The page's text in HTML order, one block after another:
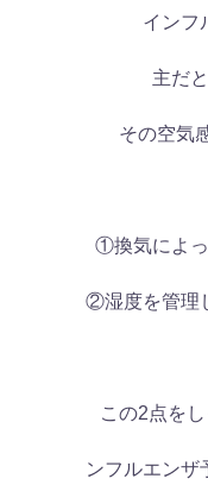
インフ
主だ
その空気
①換気によ
②湿度を管理
この2点を
ンフルエンザ